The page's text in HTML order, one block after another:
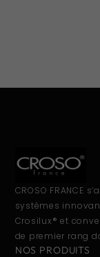
CROSO FRANCE
systèmes
Crosilux® et
de premier rang
NOS PRODUITS